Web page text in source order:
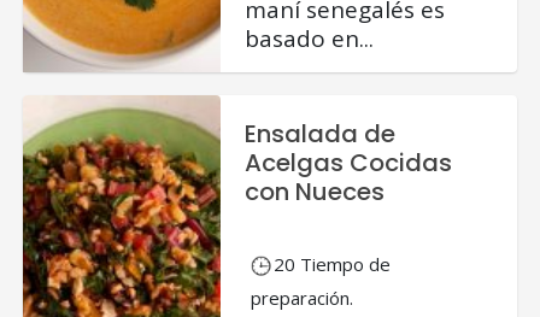
maní senegalés es
basado en...
Ensalada de
Acelgas Cocidas
con Nueces
20 Tiempo de
preparación.